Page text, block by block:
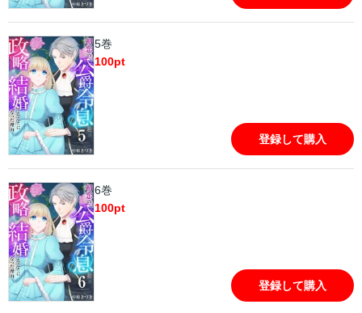
5巻
100pt
登録して購入
6巻
100pt
登録して購入